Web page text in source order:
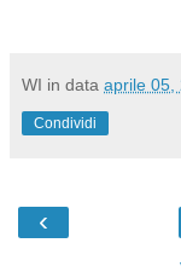
WI in data aprile 05,
Condividi
‹